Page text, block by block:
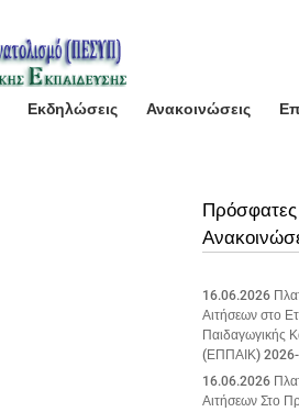
Εκδηλώσεις Ανακοινώσεις
Πρόσφατες
16.06.2026
Αιτήσεων στο
Παιδαγωγικής
(ΕΠΠΑΙΚ)
16.06.2026
Αιτήσεων Στο